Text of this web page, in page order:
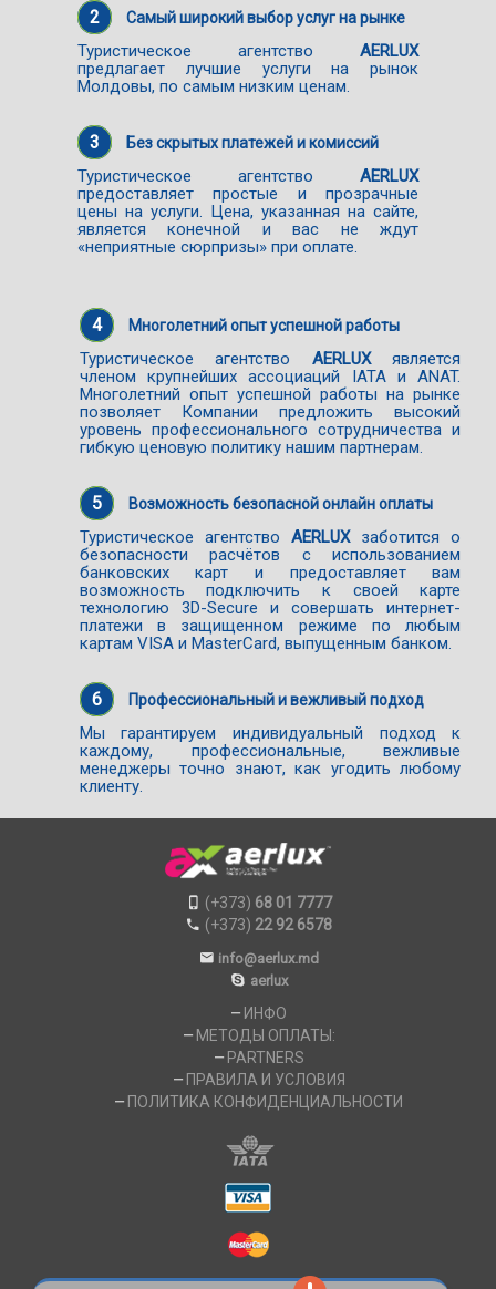
2 Самый широкий выбор услуг на рынке
Туристическое агентство AERLUX
предлагает лучшие услуги на рынок
Молдовы, по самым низким ценам.
3 Без скрытых платежей и комиссий
Туристическое агентство AERLUX
предоставляет простые и прозрачные
цены на услуги. Цена, указанная на сайте,
является конечной и вас не ждут
«неприятные сюрпризы» при оплате.
4 Многолетний опыт успешной работы
Туристическое агентство AERLUXявляется
членом крупнейших ассоциаций IATA и ANAT.
Многолетний опыт успешной работы на рынке
позволяет Компании предложить высокий
уровень профессионального сотрудничества и
гибкую ценовую политику нашим партнерам.
5 Возможность безопасной онлайн оплаты
Туристическое агентство AERLUXзаботится о
безопасности расчётов с использованием
банковских карт и предоставляет вам
возможность подключить к своей карте
технологию 3D-Secure и совершать интернет-
платежи в защищенном режиме по любым
картам VISA и MasterCard, выпущенным банком.
6 Профессиональный и вежливый подход
Мы гарантируем индивидуальный подход к
каждому, профессиональные, вежливые
менеджеры точно знают, как угодить любому
клиенту.
(+373) 68 01 7777
(+373) 22 92 6578
info@aerlux.md
aerlux
ИНФО
МЕТОДЫ ОПЛАТЫ:
PARTNERS
ПРАВИЛА И УСЛОВИЯ
ПОЛИТИКА КОНФИДЕНЦИАЛЬНОСТИ